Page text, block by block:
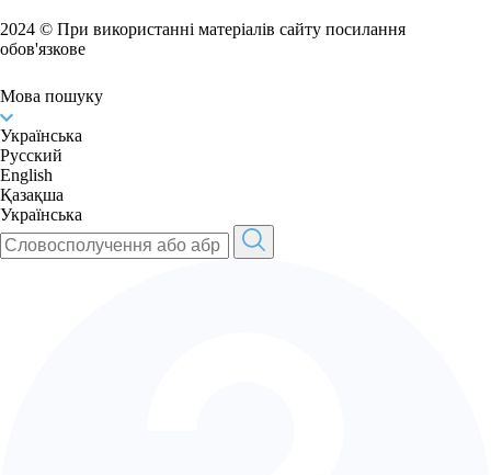
2024 © При використанні матеріалів сайту посилання
обов'язкове
Мова пошуку
Українська
Русский
English
Қазақша
Українська